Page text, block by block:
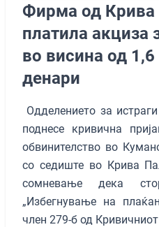
Фирма од Крива
платила акциза
во висина од
денари
Одделението за
поднесе кривична
обвинителство во
со седиште во Крива
сомневање дека
„Избегнување на
член 279-б од